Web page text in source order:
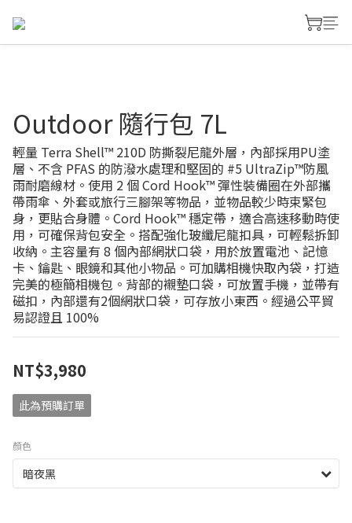
Outdoor 隨行包 7L
輕量 Terra Shell™ 210D 防撕裂尼龍外層，內部採用PU塗
層、不含 PFAS 的防潑水處理和堅固的 #5 UltraZip™防風
雨耐磨線材。使用 2 個 Cord Hook™ 彈性裝備圈在外部攜
帶雨傘、外套或旅行三腳架等物品，並物品較少時束緊包
身，更貼合身體。Cord Hook™ 穩定帶，適合高速移動時使
用，可確保背包安全。搭配強化玻纖尼龍扣具，可輕鬆拆卸
收納。主容量有 8 個內部網狀口袋，用於放置電池、記憶
卡、鑰匙、眼鏡和其他小物品。可加購相機快取內袋，打造
完美的極簡相機包。背部的襯墊口袋，可放置手機，並帶有
磁扣，內部還有2個網狀口袋，可存放小東西。經過公平貿
易認證且 100%
NT$3,980
此為預購訂單
顏色